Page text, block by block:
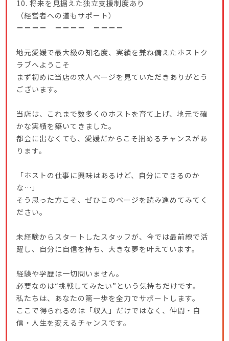
10. 将来を見据えた独立支援制度あり
（経営者への道もサポート）
＝＝＝＝ ＝＝＝＝ ＝＝＝＝
地元愛媛で最大級の知名度、実績を兼ね備えたホストク
ラブへようこそ
まず初めに当店の求人ページを見ていただきありがとう
ございます。
当店は、これまで数多くのホストを育て上げ、地元で確
かな実績を築いてきました。
都会に出なくても、愛媛だからこそ掴めるチャンスがあ
ります。
「ホストの仕事に興味はあるけど、自分にできるのか
な…」
そう思った方こそ、ぜひこのページを読み進めてみてく
ださい。
未経験からスタートしたスタッフが、今では最前線で活
躍し、自分に自信を持ち、大きな夢を叶えています。
経験や学歴は一切問いません。
必要なのは“挑戦してみたい”という気持ちだけです。
私たちは、あなたの第一歩を全力でサポートします。
ここで得られるのは「収入」だけではなく、仲間・自
信・人生を変えるチャンスです。